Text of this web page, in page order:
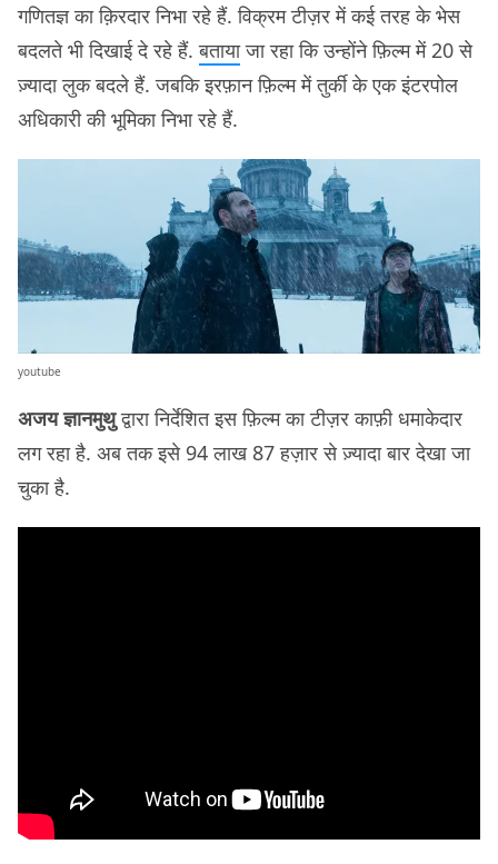
गणितज्ञ का क़िरदार निभा रहे हैं. विक्रम टीज़र में कई तरह के भेस
बदलते भी दिखाई दे रहे हैं.बतायाजा रहा कि उन्होंने फ़िल्म में 20 से
ज़्यादा लुक बदले हैं. जबकि इरफ़ान फ़िल्म में तुर्की के एक इंटरपोल
अधिकारी की भूमिका निभा रहे हैं.
youtube
अजय ज्ञानमुथुद्वारा निर्देशित इस फ़िल्म का टीज़र काफ़ी धमाकेदार
लग रहा है. अब तक इसे 94 लाख 87 हज़ार से ज़्यादा बार देखा जा
चुका है.